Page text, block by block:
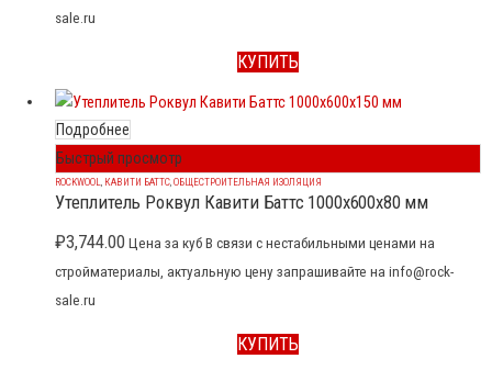
sale.ru
КУПИТЬ
Подробнее
Быстрый просмотр
ROCKWOOL КАВИТИ БАТТС ОБЩЕСТРОИТЕЛЬНАЯ ИЗОЛЯЦИЯ
Утеплитель Роквул Кавити Баттс 1000x600x80 мм
₽3,744.00 Цена за куб В связи с нестабильными ценами на
стройматериалы, актуальную цену запрашивайте на info@rock-
sale.ru
КУПИТЬ